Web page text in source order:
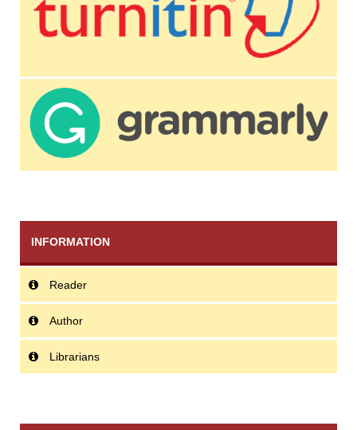
INFORMATION
Reader
Author
Librarians